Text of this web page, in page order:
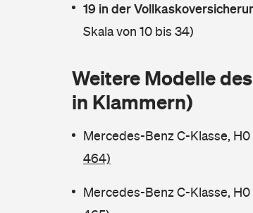
19 in der
Skala von 10 bis 34)
Weitere Modelle
in Klammern)
Mercedes-Benz C-Klasse,
464)
Mercedes-Benz C-Klasse, H0